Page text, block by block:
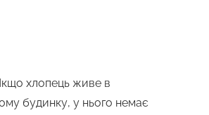
хлопець живе в
будинку, у нього немає